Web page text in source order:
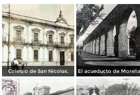
Colegio de San Nicolas.